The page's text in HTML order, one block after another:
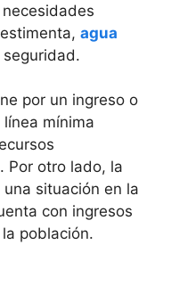
agua
por un ingreso o
mínima
Por otro lado, la
situación en la
con ingresos
población.